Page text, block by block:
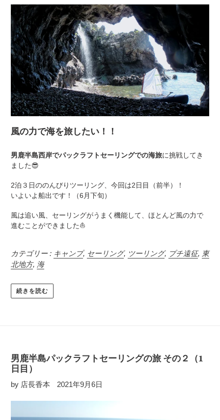
風の力で海を旅したい！！
男鹿半島西岸でパックラフトセーリングでの海旅に挑戦してき
ました😎
2泊３日ののんびりツーリング、今回は2日目（前半）！
いよいよ船出です！（6月下旬）
風は追い風、セーリングがうまく機能して、ほとんど風の力で
進むことができました⛵️
カテゴリー : キャンプ, セーリング, ツーリング, プチ遠征, 東
北地方, 海
続きを読む
男鹿半島パックラフトセーリングの旅 その２（1
日目）
by 店長香本 2021年9月6日